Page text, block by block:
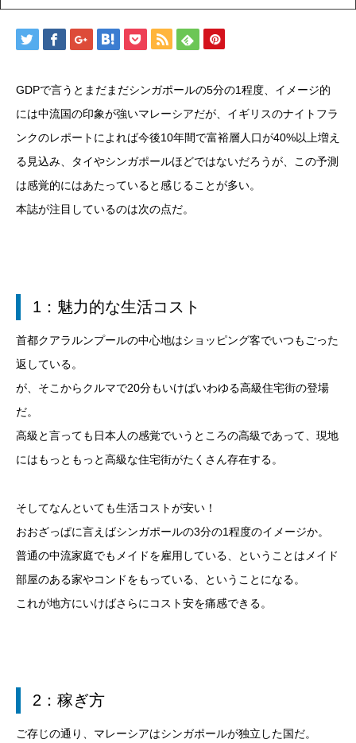
GDPで言うとまだまだシンガポールの5分の1程度、イメージ的
には中流国の印象が強いマレーシアだが、イギリスのナイトフラ
ンクのレポートによれば今後10年間で富裕層人口が40%以上増え
る見込み、タイやシンガポールほどではないだろうが、この予測
は感覚的にはあたっていると感じることが多い。
本誌が注目しているのは次の点だ。
1：魅力的な生活コスト
首都クアラルンプールの中心地はショッピング客でいつもごった
返している。
が、そこからクルマで20分もいけばいわゆる高級住宅街の登場
だ。
高級と言っても日本人の感覚でいうところの高級であって、現地
にはもっともっと高級な住宅街がたくさん存在する。
そしてなんといても生活コストが安い！
おおざっぱに言えばシンガポールの3分の1程度のイメージか。
普通の中流家庭でもメイドを雇用している、ということはメイド
部屋のある家やコンドをもっている、ということになる。
これが地方にいけばさらにコスト安を痛感できる。
2：稼ぎ方
ご存じの通り、マレーシアはシンガポールが独立した国だ。